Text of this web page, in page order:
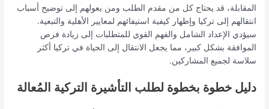
المقابلة، قد يحتاج كل من مقدم الطلب ومن يعولهم إلى توضيح أسباب
انتقالهم إلى تركيا وإظهار كيفية استيفائهم لمعايير الأهلية والتبعية.
سيؤدي الإعداد الشامل والفهم القوي للمتطلبات إلى زيادة فرص
الموافقة بشكل كبير، مما يجعل الانتقال إلى الحياة في تركيا أكثر
سلاسة لجميع المشاركين.
دليل خطوة بخطوة لطلب التأشيرة التركية المُعالة